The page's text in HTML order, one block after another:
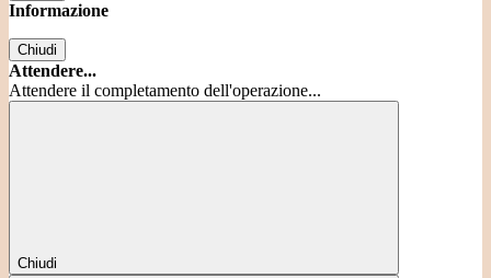
Informazione
Chiudi
Attendere...
Attendere il completamento dell'operazione...
Chiudi